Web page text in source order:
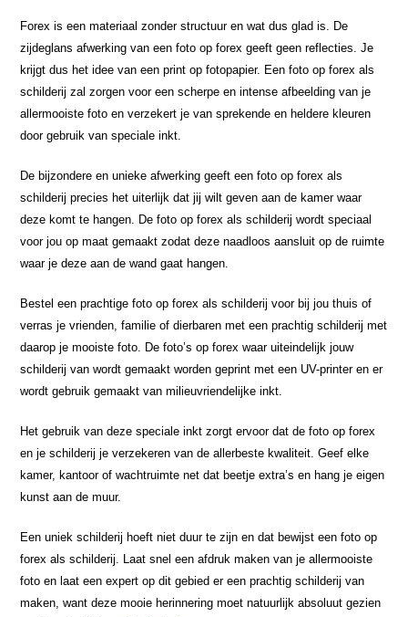
Forex is een materiaal zonder structuur en wat dus glad is. De
zijdeglans afwerking van een foto op forex geeft geen reflecties. Je
krijgt dus het idee van een print op fotopapier. Een foto op forex als
schilderij zal zorgen voor een scherpe en intense afbeelding van je
allermooiste foto en verzekert je van sprekende en heldere kleuren
door gebruik van speciale inkt.
De bijzondere en unieke afwerking geeft een foto op forex als
schilderij precies het uiterlijk dat jij wilt geven aan de kamer waar
deze komt te hangen. De foto op forex als schilderij wordt speciaal
voor jou op maat gemaakt zodat deze naadloos aansluit op de ruimte
waar je deze aan de wand gaat hangen.
Bestel een prachtige foto op forex als schilderij voor bij jou thuis of
verras je vrienden, familie of dierbaren met een prachtig schilderij met
daarop je mooiste foto. De foto’s op forex waar uiteindelijk jouw
schilderij van wordt gemaakt worden geprint met een UV-printer en er
wordt gebruik gemaakt van milieuvriendelijke inkt.
Het gebruik van deze speciale inkt zorgt ervoor dat de foto op forex
en je schilderij je verzekeren van de allerbeste kwaliteit. Geef elke
kamer, kantoor of wachtruimte net dat beetje extra’s en hang je eigen
kunst aan de muur.
Een uniek schilderij hoeft niet duur te zijn en dat bewijst een foto op
forex als schilderij. Laat snel een afdruk maken van je allermooiste
foto en laat een expert op dit gebied er een prachtig schilderij van
maken, want deze mooie herinnering moet natuurlijk absoluut gezien